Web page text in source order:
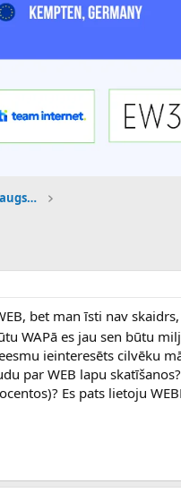
Online Uzņēmējdarbība un Biznesa Izaugsme
bet man īsti nav
WAPā es jau sen būtu
ieinteresēts cilvēku
par WEB lapu
Es pats lietoju